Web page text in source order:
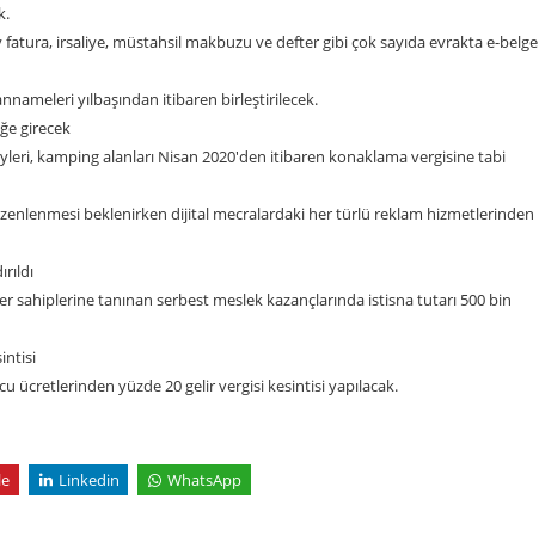
fatura, irsaliye, müstahsil makbuzu ve defter gibi çok sayıda evrakta e-belge
yılbaşından itibaren birleştirilecek.
girecek
kamping alanları Nisan 2020'den itibaren konaklama vergisine tabi
beklenirken dijital mecralardaki her türlü reklam hizmetlerinden
sahiplerine tanınan serbest meslek kazançlarında istisna tutarı 500 bin
ücretlerinden yüzde 20 gelir vergisi kesintisi yapılacak.
Linkedin WhatsApp